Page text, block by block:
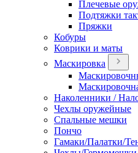
Плечевые
Подтяжки
Пряжки
Кобуры
Коврики и маты
Маскировка
Наколенники /
Чехлы оружейные
Спальные мешки
Пончо
Гамаки/Палатки/